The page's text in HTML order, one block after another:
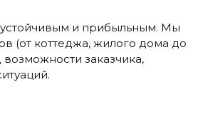
и прибыльным. Мы
(от коттеджа, жилого дома до
заказчика,